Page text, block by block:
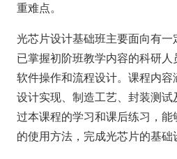
重难点。
光芯片设计基础班主要面向有
已掌握初阶班教学内容的科研
软件操作和流程设计。课程内容
设计实现、制造工艺、封装测
过本课程的学习和课后练习，
的使用方法，完成光芯片的基础